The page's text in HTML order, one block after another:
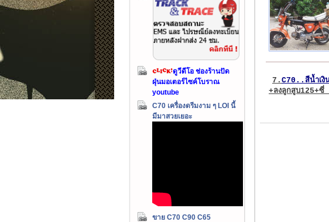
ดูวีดีโอ ช่องร้านปัด
ฝุ่นมอเตอร์ไซค์โบราณ
youtube
C70 เครื่องดรีมงาม ๆ LOI นี้
มีมาสวยเยอะ
ขาย C70 C90 C65
7. C70..สีน้ำ
+ลงลูกสูบ125+ซี่